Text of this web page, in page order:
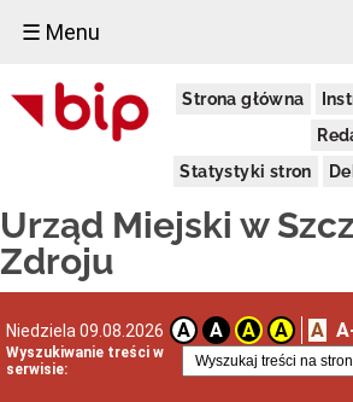
☰ Menu
Strona główna
Statystyki stron
Urząd Miejski w
Zdroju
Niedziela 09.08.2026 A A A A A
Wyszukiwanie treści w
serwisie:
Urząd
Miejski
Aktualności
Dni
i
godziny
otwarcia
telefonów
Kierownictwo